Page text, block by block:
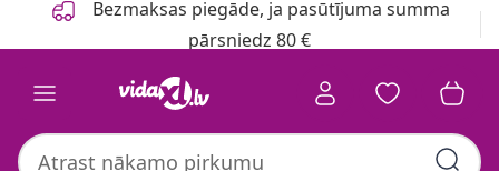
Bezmaksas piegāde, ja pasūtījuma summa
pārsniedz 80 €